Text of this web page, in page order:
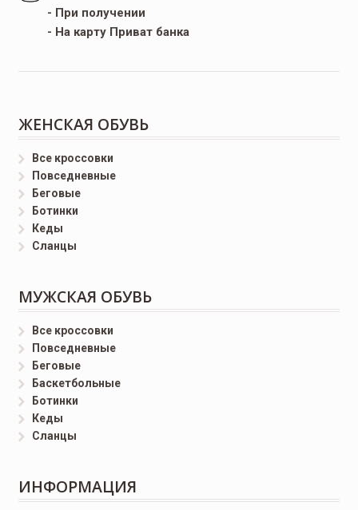
- При получении
- На карту Приват банка
ЖЕНСКАЯ ОБУВЬ
Все кроссовки
Повседневные
Беговые
Ботинки
Кеды
Сланцы
МУЖСКАЯ ОБУВЬ
Все кроссовки
Повседневные
Беговые
Баскетбольные
Ботинки
Кеды
Сланцы
ИНФОРМАЦИЯ